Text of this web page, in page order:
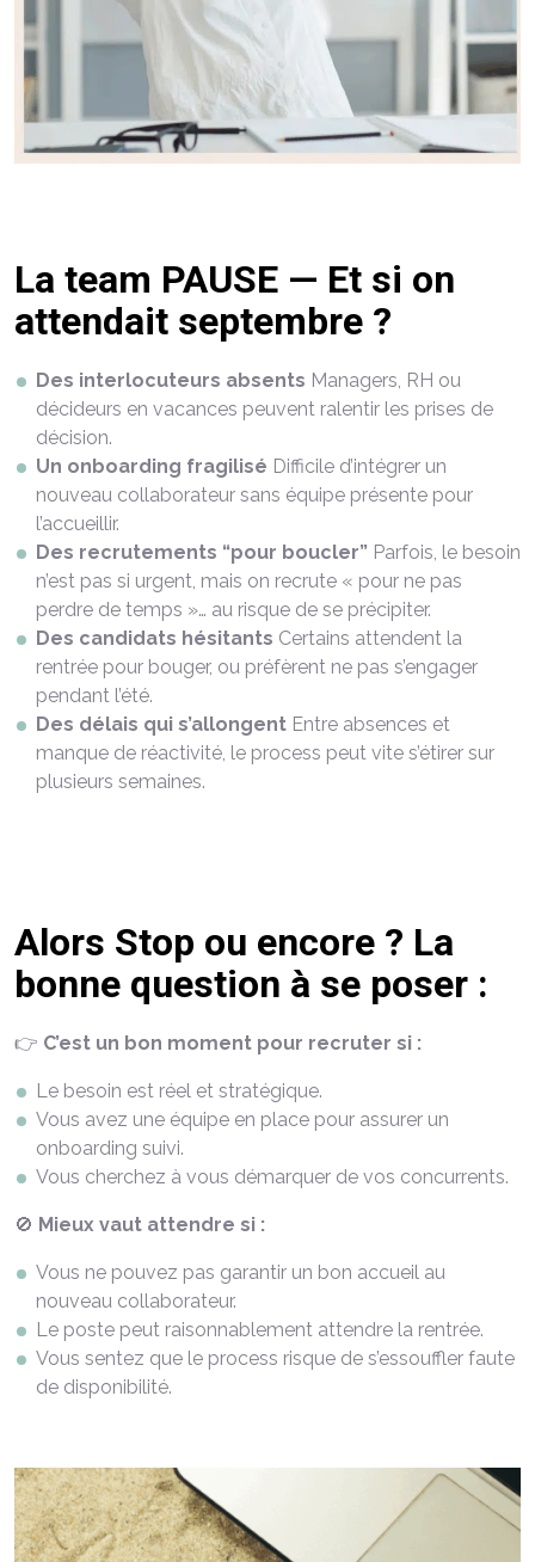
La team PAUSE — Et si on
attendait septembre ?
Des interlocuteurs absents Managers, RH ou
décideurs en vacances peuvent ralentir les prises de
décision.
Un onboarding fragilisé Difficile d’intégrer un
nouveau collaborateur sans équipe présente pour
l’accueillir.
Des recrutements “pour boucler” Parfois, le besoin
n’est pas si urgent, mais on recrute « pour ne pas
perdre de temps »… au risque de se précipiter.
Des candidats hésitants Certains attendent la
rentrée pour bouger, ou préfèrent ne pas s’engager
pendant l’été.
Des délais qui s’allongent Entre absences et
manque de réactivité, le process peut vite s’étirer sur
plusieurs semaines.
Alors Stop ou encore ? La
bonne question à se poser :
👉 C’est un bon moment pour recruter si :
Le besoin est réel et stratégique.
Vous avez une équipe en place pour assurer un
onboarding suivi.
Vous cherchez à vous démarquer de vos concurrents.
🚫 Mieux vaut attendre si :
Vous ne pouvez pas garantir un bon accueil au
nouveau collaborateur.
Le poste peut raisonnablement attendre la rentrée.
Vous sentez que le process risque de s’essouffler faute
de disponibilité.